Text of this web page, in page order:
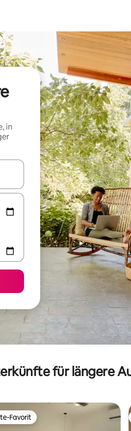
in
den Pfeiltasten nach oben und unten
für längere
Favorit
Favorit